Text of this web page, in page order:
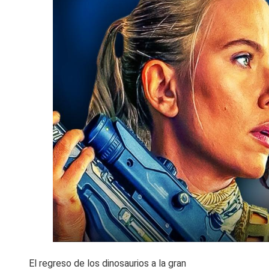
El regreso de los dinosaurios a la gran